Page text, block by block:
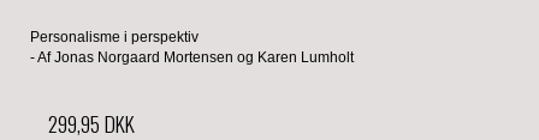
Personalisme i perspektiv
- Af Jonas Norgaard Mortensen og Karen Lumholt
299,95 DKK